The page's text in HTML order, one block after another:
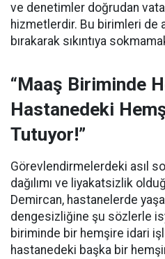
ve denetimler doğrudan
hizmetlerdir. Bu birimleri de
bırakarak sıkıntıya
“Maaş Biriminde
Hastanedeki
Tutuyor!”
Görevlendirmelerdeki asıl
dağılımı ve liyakatsizlik
Demircan, hastanelerde
dengesizliğine şu sözlerle
biriminde bir hemşire idari
hastanedeki başka bir